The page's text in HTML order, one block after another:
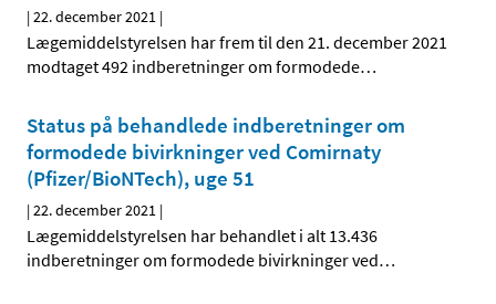
|22. december 2021 |
Lægemiddelstyrelsen har frem til den 21. december 2021
modtaget 492 indberetninger om formodede…
Status på behandlede indberetninger om
formodede bivirkninger ved Comirnaty
(Pfizer/BioNTech), uge 51
|22. december 2021 |
Lægemiddelstyrelsen har behandlet i alt 13.436
indberetninger om formodede bivirkninger ved…